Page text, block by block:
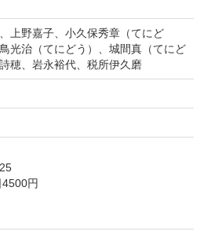
上野嘉子、小久保秀章（てにど
光治（てにどう）、城間真（てにど
穂、岩永裕代、税所伊久磨
円